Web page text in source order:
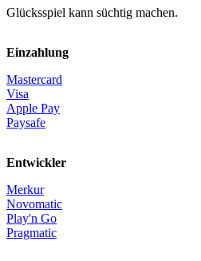
Glücksspiel kann süchtig machen.
Einzahlung
Mastercard
Visa
Apple Pay
Paysafe
Entwickler
Merkur
Novomatic
Play'n Go
Pragmatic